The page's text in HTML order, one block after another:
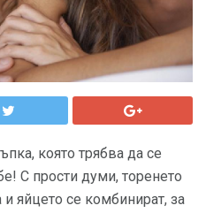
която трябва да се
С прости думи, торенето
и яйцето се комбинират, за